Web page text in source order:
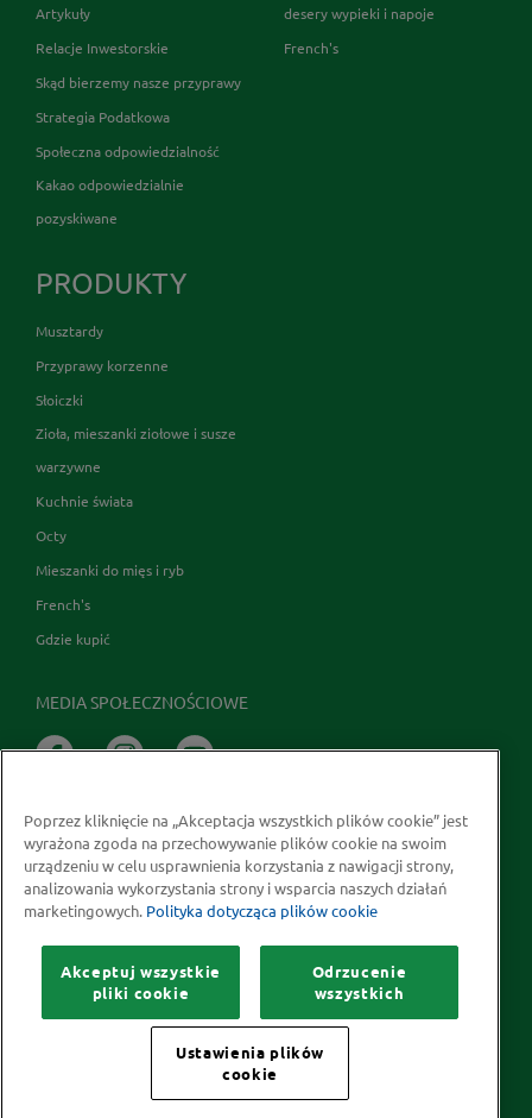
Artykuły
Relacje Inwestorskie
Skąd bierzemy nasze przyprawy
Strategia Podatkowa
Społeczna odpowiedzialność
Kakao odpowiedzialnie
pozyskiwane
desery wypieki i napoje
French's
PRODUKTY
Musztardy
Przyprawy korzenne
Słoiczki
Zioła, mieszanki ziołowe i susze
warzywne
Kuchnie świata
Octy
Mieszanki do mięs i ryb
French's
Gdzie kupić
MEDIA SPOŁECZNOŚCIOWE
Prawa autorskie © 2026 McCormick Polska S.A.
Informacje na temat ochrony prywatności
Polityka dotycząca plików cookie
Kontakt Mapa Strony
Poprzez kliknięcie na „Akceptacja wszystkich plików cookie” jest
wyrażona zgoda na przechowywanie plików cookie na swoim
urządzeniu w celu usprawnienia korzystania z nawigacji strony,
analizowania wykorzystania strony i wsparcia naszych działań
marketingowych. Polityka dotycząca plików cookie
Akceptuj wszystkie
pliki cookie
Odrzucenie
wszystkich
Ustawienia plików
cookie